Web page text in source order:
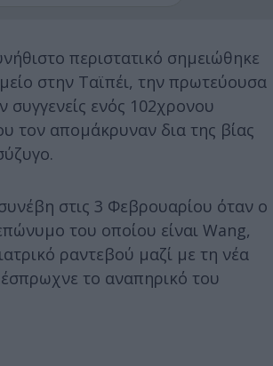
περιστατικό σημειώθηκε
στην Ταϊπέι, την πρωτεύουσα
συγγενείς ενός 102χρονου
τον απομάκρυναν δια της βίας
στις 3 Φεβρουαρίου όταν ο
του οποίου είναι Wang,
ραντεβού μαζί με τη νέα
το αναπηρικό του